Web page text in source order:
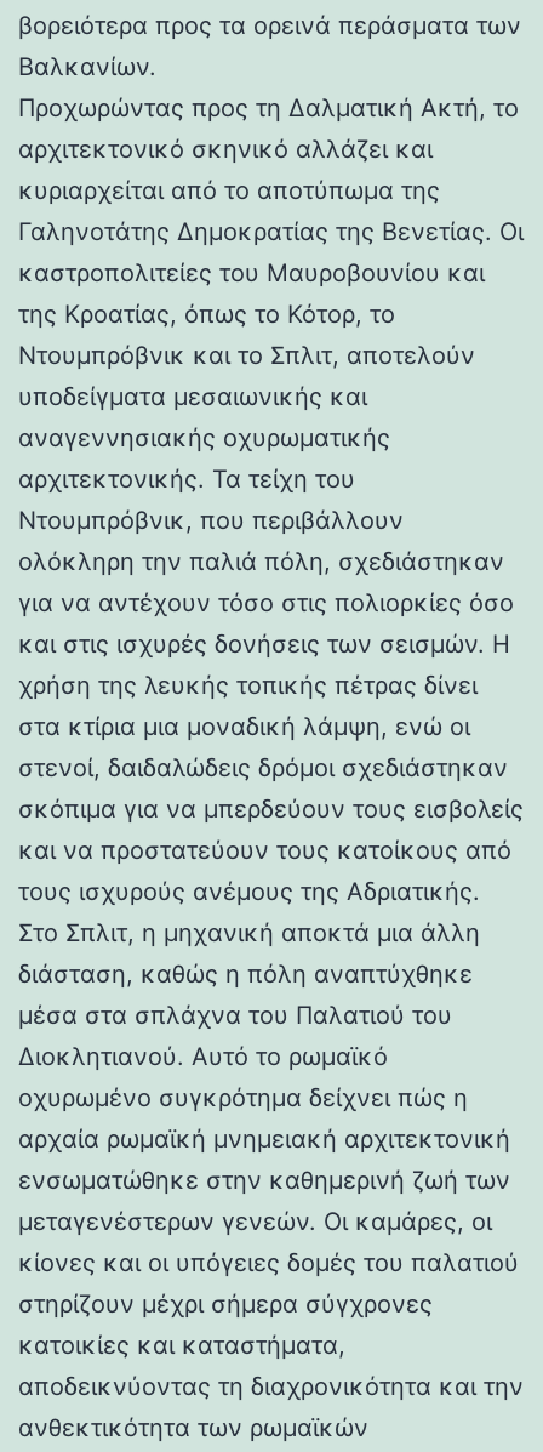
βορειότερα προς τα ορεινά περάσματα των
Βαλκανίων.
Προχωρώντας προς τη Δαλματική Ακτή, το
αρχιτεκτονικό σκηνικό αλλάζει και
κυριαρχείται από το αποτύπωμα της
Γαληνοτάτης Δημοκρατίας της Βενετίας. Οι
καστροπολιτείες του Μαυροβουνίου και
της Κροατίας, όπως το Κότορ, το
Ντουμπρόβνικ και το Σπλιτ, αποτελούν
υποδείγματα μεσαιωνικής και
αναγεννησιακής οχυρωματικής
αρχιτεκτονικής. Τα τείχη του
Ντουμπρόβνικ, που περιβάλλουν
ολόκληρη την παλιά πόλη, σχεδιάστηκαν
για να αντέχουν τόσο στις πολιορκίες όσο
και στις ισχυρές δονήσεις των σεισμών. Η
χρήση της λευκής τοπικής πέτρας δίνει
στα κτίρια μια μοναδική λάμψη, ενώ οι
στενοί, δαιδαλώδεις δρόμοι σχεδιάστηκαν
σκόπιμα για να μπερδεύουν τους εισβολείς
και να προστατεύουν τους κατοίκους από
τους ισχυρούς ανέμους της Αδριατικής.
Στο Σπλιτ, η μηχανική αποκτά μια άλλη
διάσταση, καθώς η πόλη αναπτύχθηκε
μέσα στα σπλάχνα του Παλατιού του
Διοκλητιανού. Αυτό το ρωμαϊκό
οχυρωμένο συγκρότημα δείχνει πώς η
αρχαία ρωμαϊκή μνημειακή αρχιτεκτονική
ενσωματώθηκε στην καθημερινή ζωή των
μεταγενέστερων γενεών. Οι καμάρες, οι
κίονες και οι υπόγειες δομές του παλατιού
στηρίζουν μέχρι σήμερα σύγχρονες
κατοικίες και καταστήματα,
αποδεικνύοντας τη διαχρονικότητα και την
ανθεκτικότητα των ρωμαϊκών